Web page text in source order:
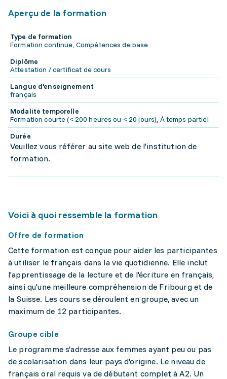
Aperçu de la formation
Type de formation
Formation continue, Compétences de base
Diplôme
Attestation / certificat de cours
Langue d'enseignement
français
Modalité temporelle
Formation courte (< 200 heures ou < 20 jours), À temps partiel
Durée
Veuillez vous référer au site web de l'institution de
formation.
Voici à quoi ressemble la formation
Offre de formation
Cette formation est conçue pour aider les participantes
à utiliser le français dans la vie quotidienne. Elle inclut
l'apprentissage de la lecture et de l'écriture en français,
ainsi qu'une meilleure compréhension de Fribourg et de
la Suisse. Les cours se déroulent en groupe, avec un
maximum de 12 participantes.
Groupe cible
Le programme s'adresse aux femmes ayant peu ou pas
de scolarisation dans leur pays d'origine. Le niveau de
français oral requis va de débutant complet à A2. Un